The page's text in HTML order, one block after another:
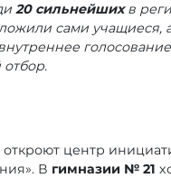
20 сильнейшихв
сами учащиеся,
откроют центр
В гимназии № 21